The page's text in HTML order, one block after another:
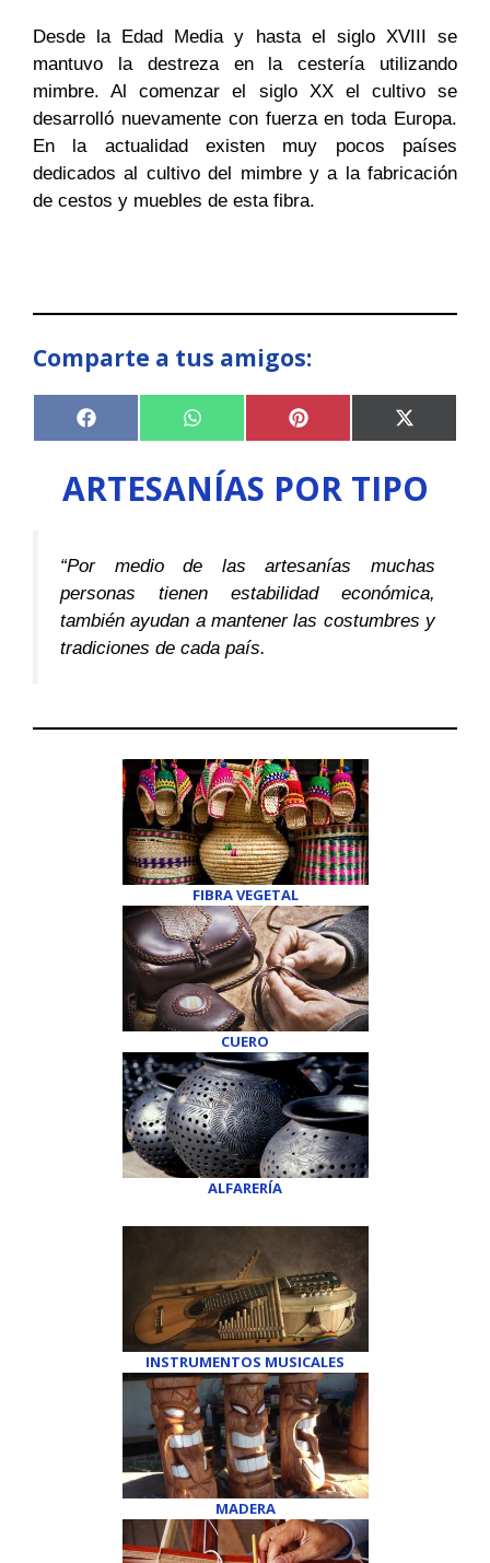
Desde la Edad Media y hasta el siglo XVIII se
mantuvo la destreza en la cestería utilizando
mimbre. Al comenzar el siglo XX el cultivo se
desarrolló nuevamente con fuerza en toda Europa.
En la actualidad existen muy pocos países
dedicados al cultivo del mimbre y a la fabricación
de cestos y muebles de esta fibra.
Comparte a tus amigos:
Compartir
en
F
a
e
b
k
Compartir
en
W
h
t
s
p
Compartir
en
P
i
t
e
s
t
en
X
(
w
i
e
r
)
ARTESANÍAS POR TIPO
“Por medio de las artesanías muchas
personas tienen estabilidad económica,
también ayudan a mantener las costumbres y
tradiciones de cada país.
FIBRA VEGETAL
CUERO
ALFARERÍA
INSTRUMENTOS MUSICALES
MADERA